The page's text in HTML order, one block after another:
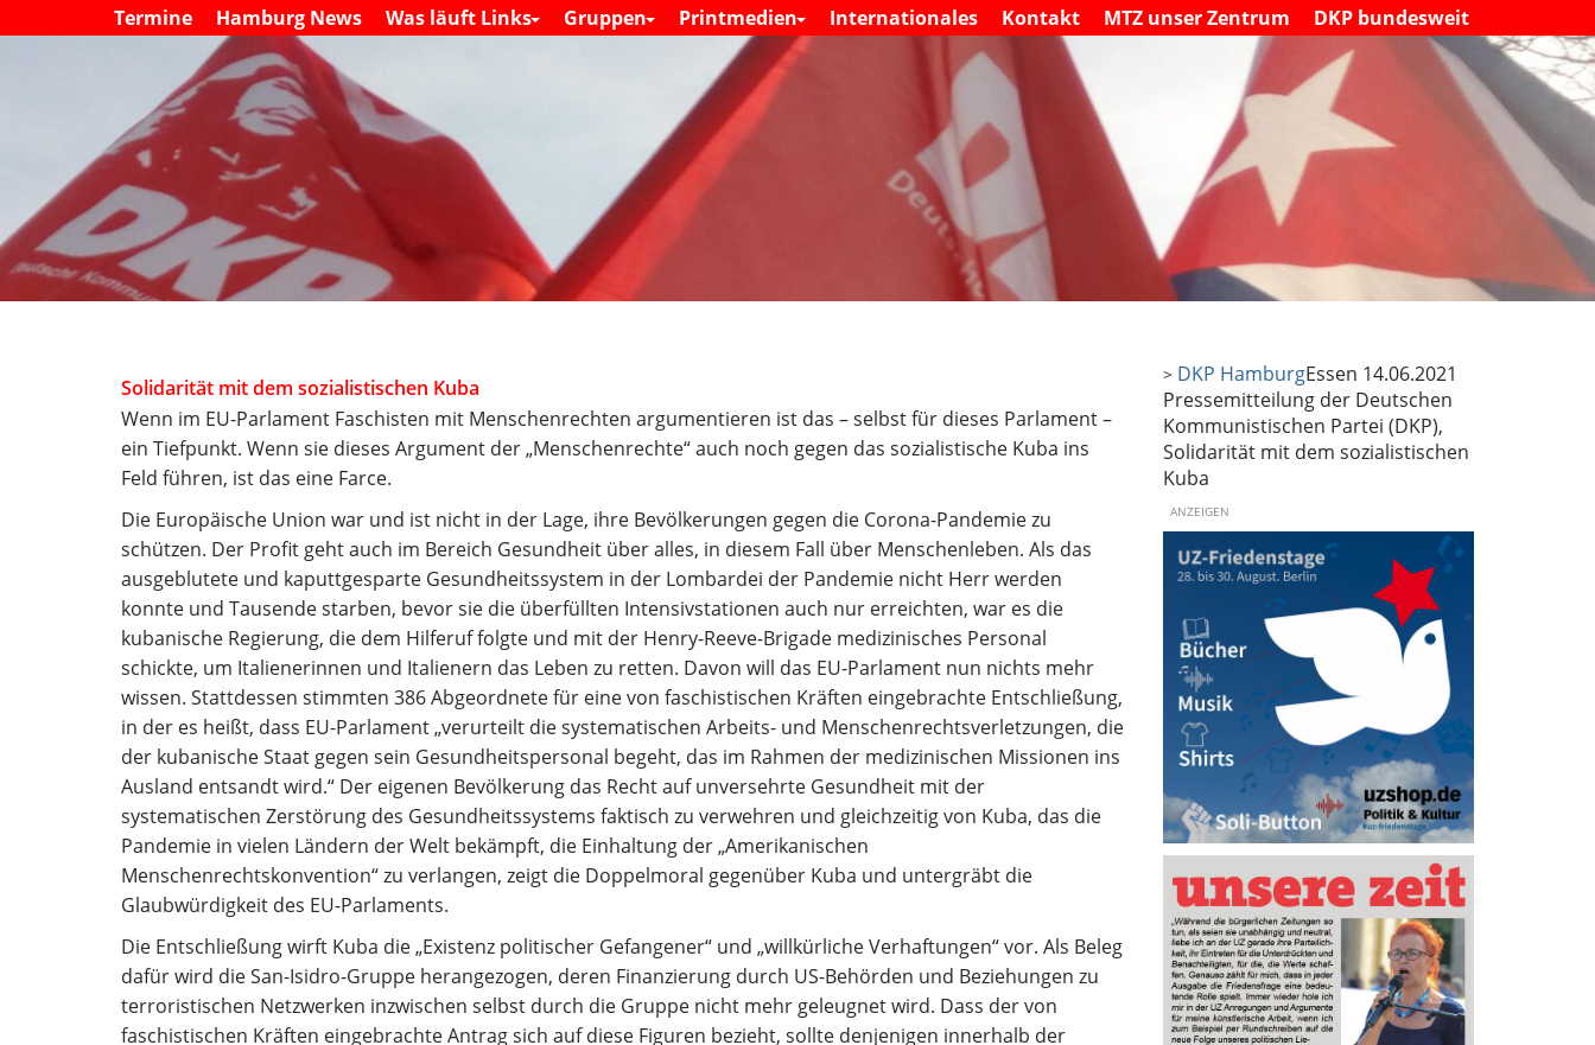
M
a
i
S
k
i
n
Termine Hamburg News Was läuft Links Gruppen Printmedien Internationales Kontakt MTZ unser Zentrum DKP bundesweit
Solidarität mit dem sozialistischen Kuba
Wenn im EU-Parlament Faschisten mit Menschenrechten argumentieren ist das – selbst für dieses Parlament –
ein Tiefpunkt. Wenn sie dieses Argument der „Menschenrechte“ auch noch gegen das sozialistische Kuba ins
Feld führen, ist das eine Farce.
Die Europäische Union war und ist nicht in der Lage, ihre Bevölkerungen gegen die Corona-Pandemie zu
schützen. Der Profit geht auch im Bereich Gesundheit über alles, in diesem Fall über Menschenleben. Als das
ausgeblutete und kaputtgesparte Gesundheitssystem in der Lombardei der Pandemie nicht Herr werden
konnte und Tausende starben, bevor sie die überfüllten Intensivstationen auch nur erreichten, war es die
kubanische Regierung, die dem Hilferuf folgte und mit der Henry-Reeve-Brigade medizinisches Personal
schickte, um Italienerinnen und Italienern das Leben zu retten. Davon will das EU-Parlament nun nichts mehr
wissen. Stattdessen stimmten 386 Abgeordnete für eine von faschistischen Kräften eingebrachte Entschließung,
in der es heißt, dass EU-Parlament „verurteilt die systematischen Arbeits- und Menschenrechtsverletzungen, die
der kubanische Staat gegen sein Gesundheitspersonal begeht, das im Rahmen der medizinischen Missionen ins
Ausland entsandt wird.“ Der eigenen Bevölkerung das Recht auf unversehrte Gesundheit mit der
systematischen Zerstörung des Gesundheitssystems faktisch zu verwehren und gleichzeitig von Kuba, das die
Pandemie in vielen Ländern der Welt bekämpft, die Einhaltung der „Amerikanischen
Menschenrechtskonvention“ zu verlangen, zeigt die Doppelmoral gegenüber Kuba und untergräbt die
Glaubwürdigkeit des EU-Parlaments.
Die Entschließung wirft Kuba die „Existenz politischer Gefangener“ und „willkürliche Verhaftungen“ vor. Als Beleg
dafür wird die San-Isidro-Gruppe herangezogen, deren Finanzierung durch US-Behörden und Beziehungen zu
terroristischen Netzwerken inzwischen selbst durch die Gruppe nicht mehr geleugnet wird. Dass der von
faschistischen Kräften eingebrachte Antrag sich auf diese Figuren bezieht, sollte denjenigen innerhalb der
> DKP HamburgEssen 14.06.2021
Pressemitteilung der Deutschen
Kommunistischen Partei (DKP),
Solidarität mit dem sozialistischen
Kuba
ANZEIGEN